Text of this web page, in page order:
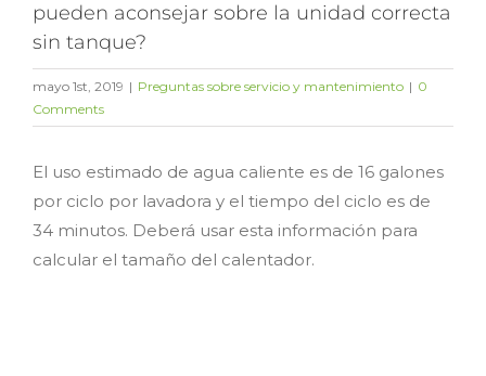
pueden aconsejar sobre la unidad correcta
sin tanque?
mayo 1st, 2019 | Preguntas sobre servicio y mantenimiento | 0
Comments
El uso estimado de agua caliente es de 16 galones
por ciclo por lavadora y el tiempo del ciclo es de
34 minutos. Deberá usar esta información para
calcular el tamaño del calentador.